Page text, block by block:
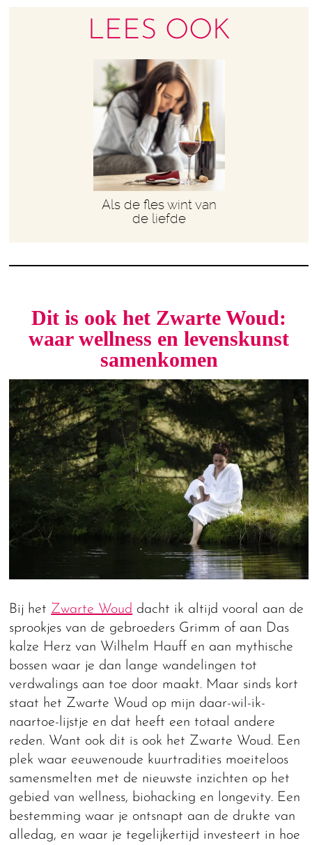
LEES OOK
Als de fles wint van
de liefde
Dit is ook het Zwarte Woud:
waar wellness en levenskunst
samenkomen
Bij het Zwarte Woud dacht ik altijd vooral aan de
sprookjes van de gebroeders Grimm of aan Das
kalze Herz van Wilhelm Hauff en aan mythische
bossen waar je dan lange wandelingen tot
verdwalings aan toe door maakt. Maar sinds kort
staat het Zwarte Woud op mijn daar-wil-ik-
naartoe-lijstje en dat heeft een totaal andere
reden. Want ook dit is ook het Zwarte Woud. Een
plek waar eeuwenoude kuurtradities moeiteloos
samensmelten met de nieuwste inzichten op het
gebied van wellness, biohacking en longevity. Een
bestemming waar je ontsnapt aan de drukte van
alledag, en waar je tegelijkertijd investeert in hoe